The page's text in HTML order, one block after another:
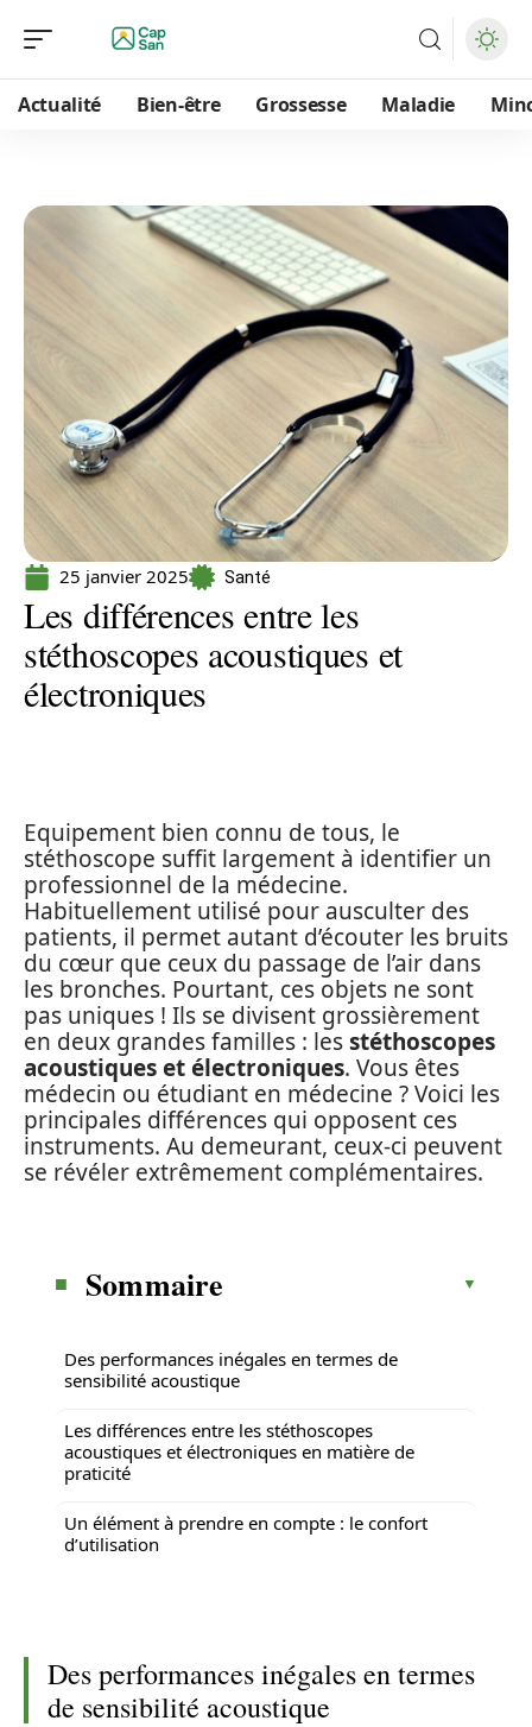
Actualité Bien-être Grossesse Maladie
25 janvier 2025 Santé
Les différences entre les
stéthoscopes acoustiques et
électroniques
Equipement bien connu de tous, le
stéthoscope suffit largement à identifier un
professionnel de la médecine.
Habituellement utilisé pour ausculter des
patients, il permet autant d’écouter les bruits
du cœur que ceux du passage de l’air dans
les bronches. Pourtant, ces objets ne sont
pas uniques ! Ils se divisent grossièrement
en deux grandes familles : lesstéthoscopes
acoustiques et électroniques. Vous êtes
médecin ou étudiant en médecine ? Voici les
principales différences qui opposent ces
instruments. Au demeurant, ceux-ci peuvent
se révéler extrêmement complémentaires.
Sommaire
Des performances inégales en termes de
sensibilité acoustique
Les différences entre les stéthoscopes
acoustiques et électroniques en matière de
praticité
Un élément à prendre en compte : le confort
d’utilisation
Des performances inégales en termes
de sensibilité acoustique